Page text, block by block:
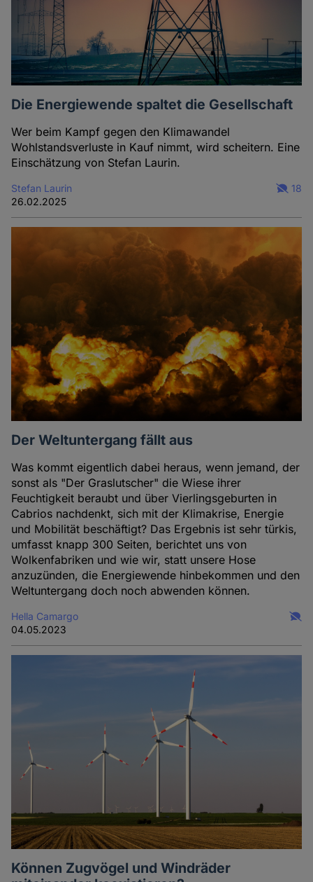
Die Energiewende spaltet die Gesellschaft
Wer beim Kampf gegen den Klimawandel
Wohlstandsverluste in Kauf nimmt, wird scheitern. Eine
Einschätzung von Stefan Laurin.
Stefan Laurin
26.02.2025
18
Der Weltuntergang fällt aus
Was kommt eigentlich dabei heraus, wenn jemand, der
sonst als "Der Graslutscher" die Wiese ihrer
Feuchtigkeit beraubt und über Vierlingsgeburten in
Cabrios nachdenkt, sich mit der Klimakrise, Energie
und Mobilität beschäftigt? Das Ergebnis ist sehr türkis,
umfasst knapp 300 Seiten, berichtet uns von
Wolkenfabriken und wie wir, statt unsere Hose
anzuzünden, die Energiewende hinbekommen und den
Weltuntergang doch noch abwenden können.
Hella Camargo
04.05.2023
Können Zugvögel und Windräder